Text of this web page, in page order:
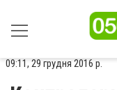
09:11, 29 грудня 2016 р.